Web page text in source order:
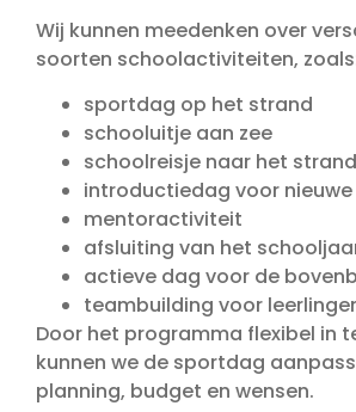
Wij kunnen meedenken over
soorten schoolactiviteiten,
sportdag op het strand
schooluitje aan zee
schoolreisje naar het strand
introductiedag voor nieuwe
mentoractiviteit
afsluiting van het
actieve dag voor de
teambuilding voor
Door het programma flexibel in
kunnen we de sportdag
planning, budget en wensen.